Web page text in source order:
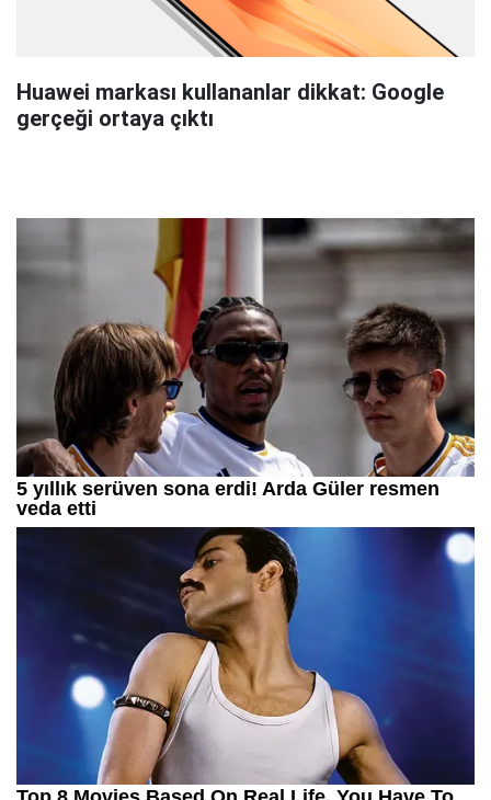
Huawei markası kullananlar dikkat: Google
gerçeği ortaya çıktı